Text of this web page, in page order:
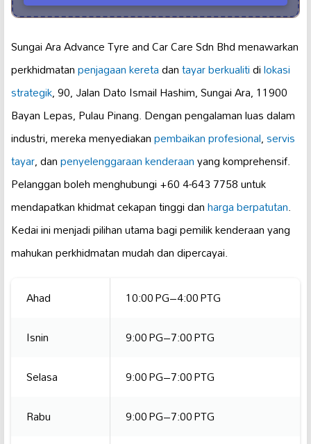
Sungai Ara Advance Tyre and Car Care Sdn Bhd menawarkan
perkhidmatanpenjagaan keretadantayar berkualitidilokasi
strategik, 90, Jalan Dato Ismail Hashim, Sungai Ara, 11900
Bayan Lepas, Pulau Pinang. Dengan pengalaman luas dalam
industri, mereka menyediakanpembaikan profesional,servis
tayar, danpenyelenggaraan kenderaanyang komprehensif.
Pelanggan boleh menghubungi +60 4-643 7758 untuk
mendapatkan khidmat cekapan tinggi danharga berpatutan.
Kedai ini menjadi pilihan utama bagi pemilik kenderaan yang
mahukan perkhidmatan mudah dan dipercayai.
Ahad
10:00 PG–4:00 PTG
Isnin
9:00 PG–7:00 PTG
Selasa
9:00 PG–7:00 PTG
Rabu
9:00 PG–7:00 PTG